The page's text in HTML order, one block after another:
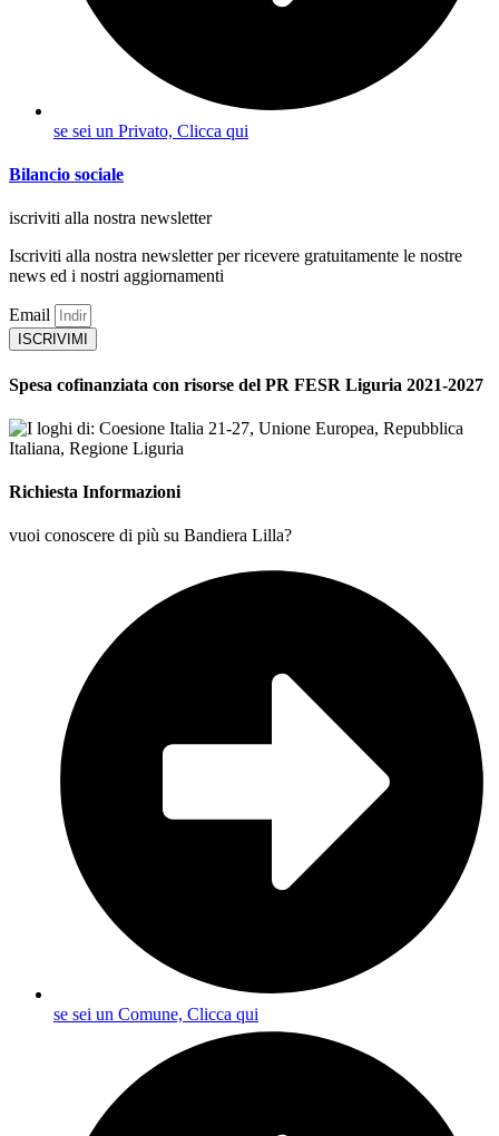
se sei un Privato, Clicca qui
Bilancio sociale
iscriviti alla nostra newsletter
Iscriviti alla nostra newsletter per ricevere gratuitamente le nostre
news ed i nostri aggiornamenti
Email
ISCRIVIMI
Spesa cofinanziata con risorse del PR FESR Liguria 2021-2027
Richiesta Informazioni
vuoi conoscere di più su Bandiera Lilla?
se sei un Comune, Clicca qui